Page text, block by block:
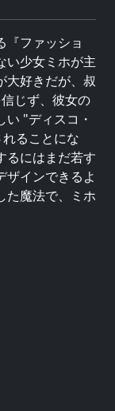
『ファッショ
い少女ミホが主
大好きだが、叔
じず、彼女の
"ディスコ・
ることにな
るにはまだ若す
ザインできるよ
た魔法で、ミホ